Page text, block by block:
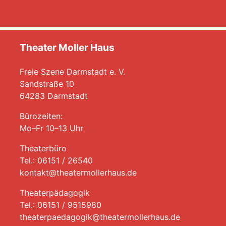
Theater Moller Haus
Freie Szene Darmstadt e. V.
Sandstraße 10
64283 Darmstadt
Bürozeiten:
Mo–Fr 10–13 Uhr
Theaterbüro
Tel.: 06151 / 26540
kontakt@theatermollerhaus.de
Theaterpädagogik
Tel.: 06151 / 9515980
theaterpaedagogik@theatermollerhaus.de